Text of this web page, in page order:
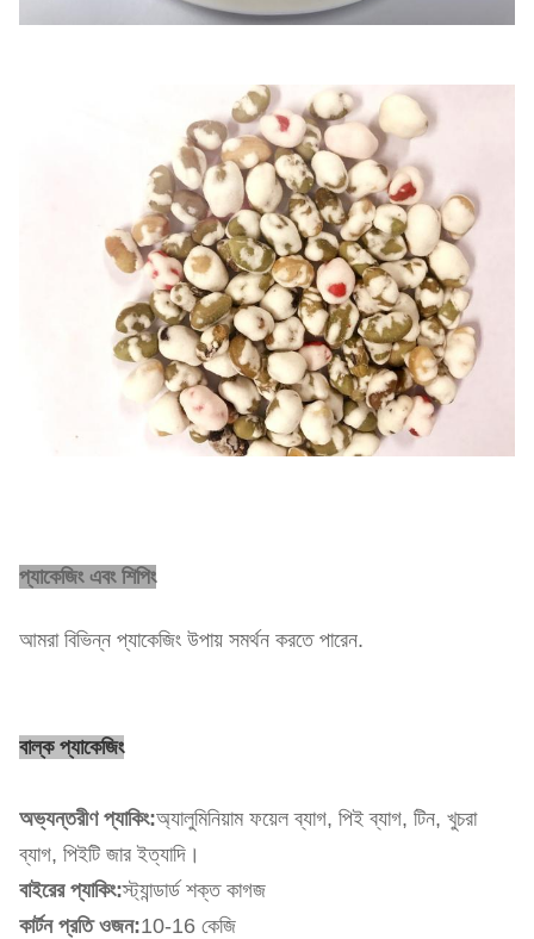
প্যাকেজিং এবং শিপিং
আমরা বিভিন্ন প্যাকেজিং উপায় সমর্থন করতে পারেন.
বাল্ক প্যাকেজিং
অভ্যন্তরীণ প্যাকিং:অ্যালুমিনিয়াম ফয়েল ব্যাগ, পিই ব্যাগ, টিন, খুচরা
ব্যাগ, পিইটি জার ইত্যাদি।
বাইরের প্যাকিং:স্ট্যান্ডার্ড শক্ত কাগজ
কার্টন প্রতি ওজন:10-16 কেজি